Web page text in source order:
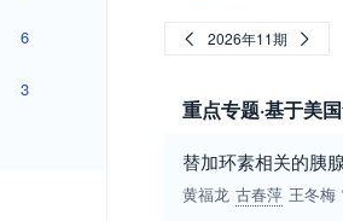
6
3
2026年11期
重点专题·基于美
替加环素相关的胰
黄福龙 古春萍 王冬梅